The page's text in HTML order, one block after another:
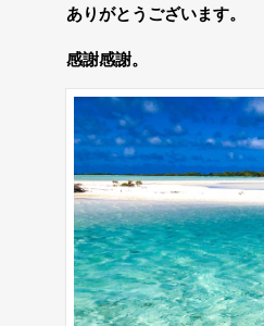
ありがとうございます。
感謝感謝。